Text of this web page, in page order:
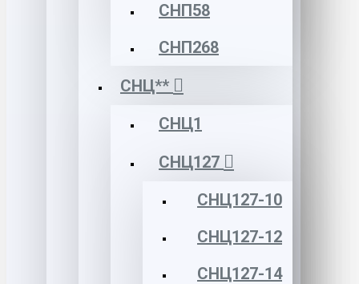
СНП58
СНП268
СНЦ**
СНЦ1
СНЦ127
СНЦ127-10
СНЦ127-12
СНЦ127-14